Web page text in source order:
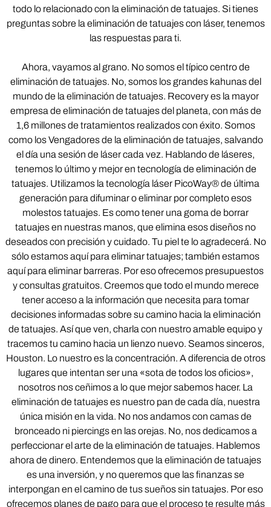
todo lo relacionado con la eliminación de tatuajes. Si tienes
preguntas sobre la eliminación de tatuajes con láser, tenemos
las respuestas para ti.
Ahora, vayamos al grano. No somos el típico centro de
eliminación de tatuajes. No, somos los grandes kahunas del
mundo de la eliminación de tatuajes. Recovery es la mayor
empresa de eliminación de tatuajes del planeta, con más de
1,6 millones de tratamientos realizados con éxito. Somos
como los Vengadores de la eliminación de tatuajes, salvando
el día una sesión de láser cada vez. Hablando de láseres,
tenemos lo último y mejor en tecnología de eliminación de
tatuajes. Utilizamos la tecnología láser PicoWay® de última
generación para difuminar o eliminar por completo esos
molestos tatuajes. Es como tener una goma de borrar
tatuajes en nuestras manos, que elimina esos diseños no
deseados con precisión y cuidado. Tu piel te lo agradecerá. No
sólo estamos aquí para eliminar tatuajes; también estamos
aquí para eliminar barreras. Por eso ofrecemos presupuestos
y consultas gratuitos. Creemos que todo el mundo merece
tener acceso a la información que necesita para tomar
decisiones informadas sobre su camino hacia la eliminación
de tatuajes. Así que ven, charla con nuestro amable equipo y
tracemos tu camino hacia un lienzo nuevo. Seamos sinceros,
Houston. Lo nuestro es la concentración. A diferencia de otros
lugares que intentan ser una «sota de todos los oficios»,
nosotros nos ceñimos a lo que mejor sabemos hacer. La
eliminación de tatuajes es nuestro pan de cada día, nuestra
única misión en la vida. No nos andamos con camas de
bronceado ni piercings en las orejas. No, nos dedicamos a
perfeccionar el arte de la eliminación de tatuajes. Hablemos
ahora de dinero. Entendemos que la eliminación de tatuajes
es una inversión, y no queremos que las finanzas se
interpongan en el camino de tus sueños sin tatuajes. Por eso
ofrecemos planes de pago para que el proceso te resulte más